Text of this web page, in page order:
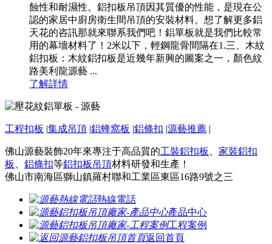
蝕性和耐濕性。鋁扣板吊頂因其質優的性能，是現在公
認的家居中廚房衛生間吊頂的安裝材料。想了解更多鋁
天花的咨訊那就來聯系我們吧！鋁單板就是我們比較常
用的幕墻材料了！2米以下，輕鋼龍骨間隔在1.三、木紋
鋁扣板：木紋鋁扣板是近幾年新興的圖案之一，顏色紋
路美利龍源藝 ...
了解詳情
工程扣板 |集成吊頂 |鋁蜂窩板 |鋁條扣 |源藝推薦 |
佛山源藝裝飾20年來專注于高品質的工裝鋁扣板
家裝鋁扣
板
鋁條扣等鋁扣板吊頂材料研發和生產！
佛山市南海區獅山鎮羅村聯和工業區東區16路9號之三
熱線電話
產品中心
工程案例
返回首頁